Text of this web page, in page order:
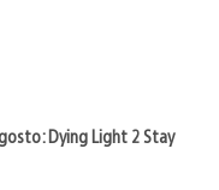
Dying Light 2 Stay